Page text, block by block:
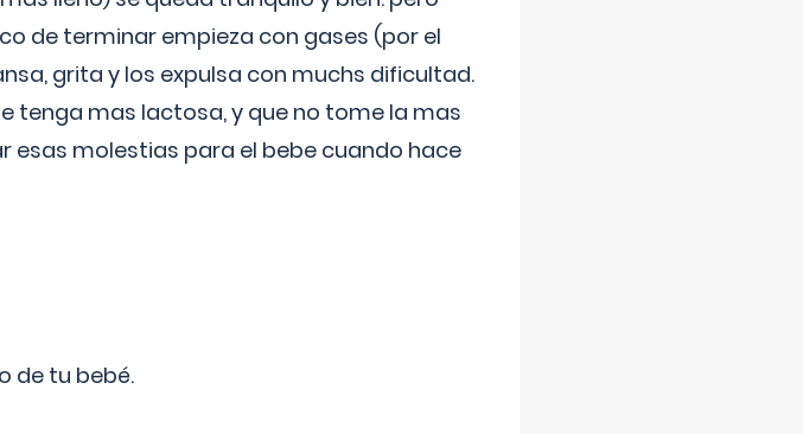
de terminar empieza con gases (por el
grita y los expulsa con muchs dificultad.
tenga mas lactosa, y que no tome la mas
molestias para el bebe cuando hace
de tu bebé.